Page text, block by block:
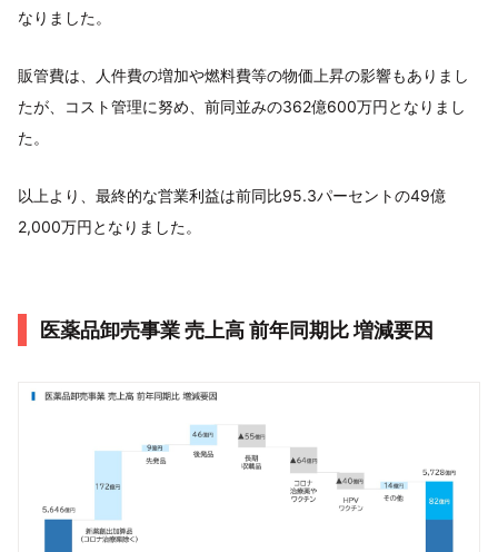
なりました。
販管費は、人件費の増加や燃料費等の物価上昇の影響もありまし
たが、コスト管理に努め、前同並みの362億600万円となりまし
た。
以上より、最終的な営業利益は前同比95.3パーセントの49億
2,000万円となりました。
医薬品卸売事業 売上高 前年同期比 増減要因